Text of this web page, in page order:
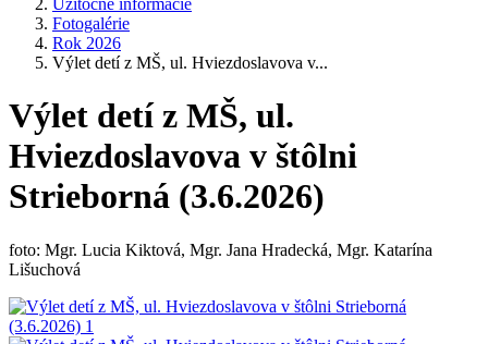
Užitočné informácie
Fotogalérie
Rok 2026
Výlet detí z MŠ, ul. Hviezdoslavova v...
Výlet detí z MŠ, ul.
Hviezdoslavova v štôlni
Strieborná (3.6.2026)
foto: Mgr. Lucia Kiktová, Mgr. Jana Hradecká, Mgr. Katarína
Lišuchová